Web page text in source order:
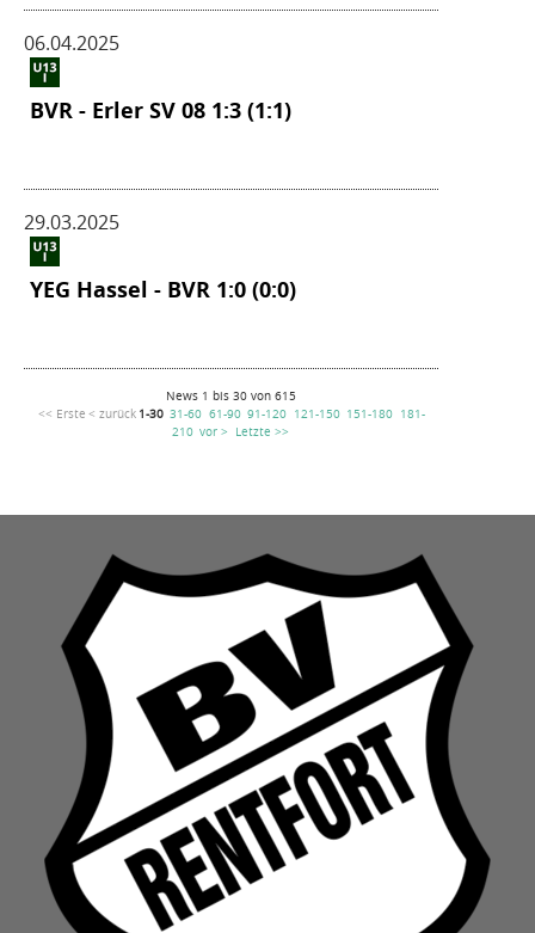
06.04.2025
BVR - Erler SV 08 1:3 (1:1)
29.03.2025
YEG Hassel - BVR 1:0 (0:0)
News 1 bis 30 von 615
<< Erste < zurück 1-30 31-60 61-90 91-120 121-150 151-180 181-
210 vor > Letzte >>